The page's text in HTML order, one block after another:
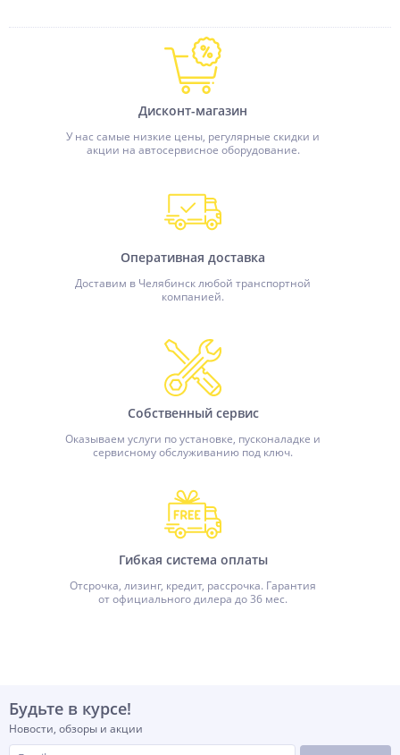
Дисконт-магазин
У нас самые низкие цены, регулярные скидки и
акции на автосервисное оборудование.
Оперативная доставка
Доставим в Челябинск любой транспортной
компанией.
Собственный сервис
Оказываем услуги по установке, пусконаладке и
сервисному обслуживанию под ключ.
Гибкая система оплаты
Отсрочка, лизинг, кредит, рассрочка. Гарантия
от официального дилера до 36 мес.
Будьте в курсе!
Новости, обзоры и акции